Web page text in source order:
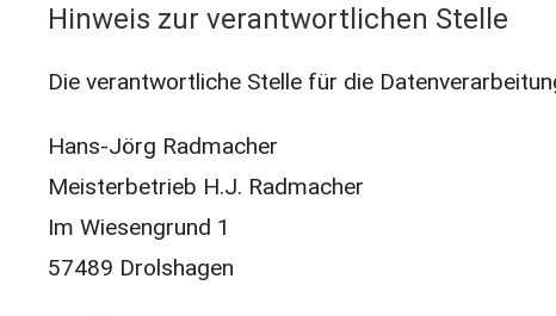
Hinweis zur verantwortlichen Stelle
Die verantwortliche Stelle für die
Hans-Jörg Radmacher
Meisterbetrieb H.J. Radmacher
Im Wiesengrund 1
57489 Drolshagen